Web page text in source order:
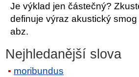
Je výklad jen částečný?
definuje výraz akustický
abz.
Nejhledanější slova
moribundus